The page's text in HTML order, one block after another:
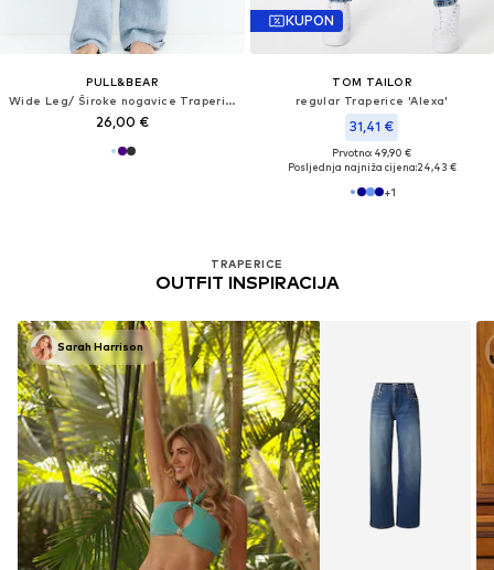
PULL&BEAR
Wide Leg/ Široke nogavice Traperice
26,00 €
KUPON
TOM TAILOR
regular Traperice 'Alexa'
31,41 €
Prvotno: 49,90 €
Posljednja najniža cijena:24,43 €
+1
TRAPERICE
OUTFIT INSPIRACIJA
Sarah Harrison